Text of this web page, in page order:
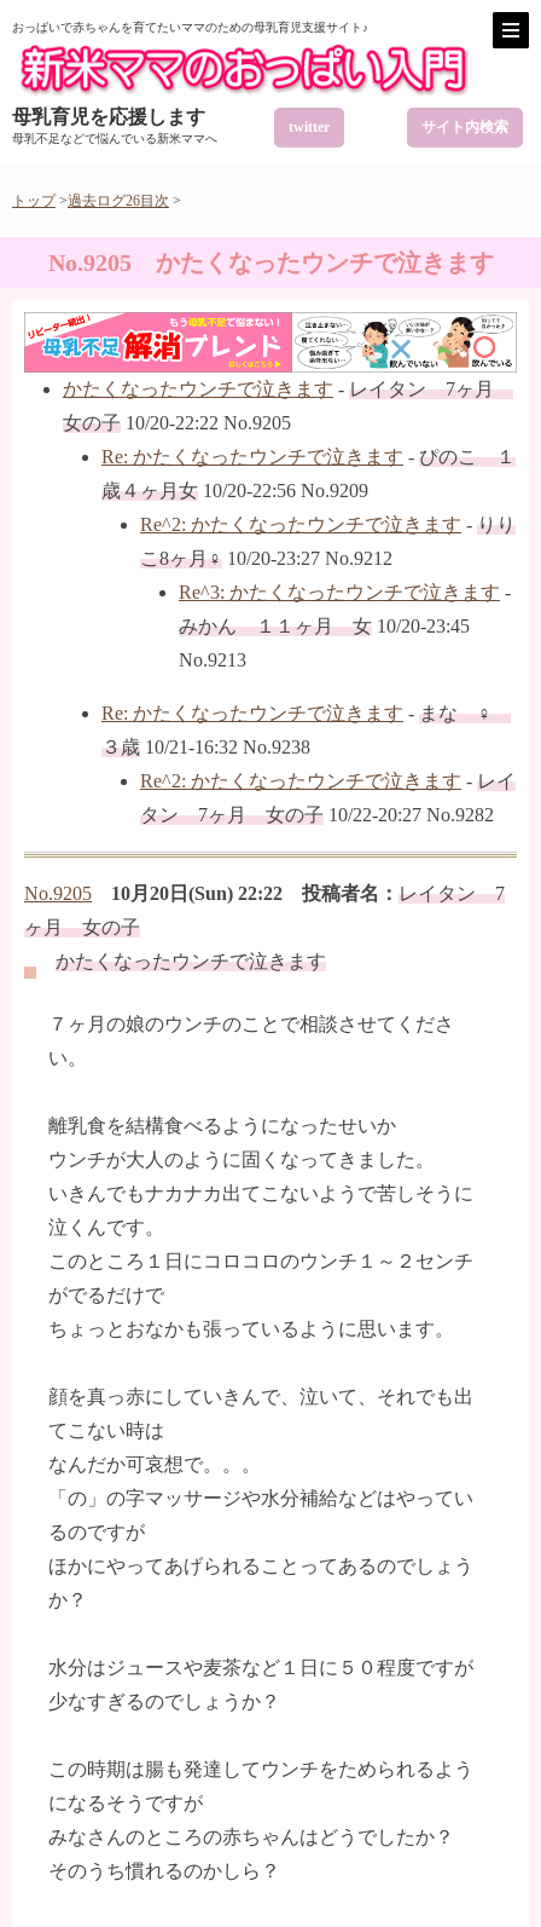
おっぱいで赤ちゃんを育てたいママのための母乳育児支援サイト♪
母乳育児を応援します
母乳不足などで悩んでいる新米ママへ
twitter サイト内検索
トップ>過去ログ26目次 >
No.9205 かたくなったウンチで泣きます
かたくなったウンチで泣きます - レイタン 7ヶ月
女の子 10/20-22:22 No.9205
Re: かたくなったウンチで泣きます - ぴのこ １
歳４ヶ月女 10/20-22:56 No.9209
Re^2: かたくなったウンチで泣きます - りり
こ8ヶ月♀ 10/20-23:27 No.9212
Re^3: かたくなったウンチで泣きます -
みかん １１ヶ月 女 10/20-23:45
No.9213
Re: かたくなったウンチで泣きます - まな ♀
３歳 10/21-16:32 No.9238
Re^2: かたくなったウンチで泣きます - レイ
タン 7ヶ月 女の子 10/22-20:27 No.9282
No.9205 10月20日(Sun) 22:22 投稿者名： レイタン 7
ヶ月 女の子
かたくなったウンチで泣きます
７ヶ月の娘のウンチのことで相談させてくださ
い。
離乳食を結構食べるようになったせいか
ウンチが大人のように固くなってきました。
いきんでもナカナカ出てこないようで苦しそうに
泣くんです。
このところ１日にコロコロのウンチ１～２センチ
がでるだけで
ちょっとおなかも張っているように思います。
顔を真っ赤にしていきんで、泣いて、それでも出
てこない時は
なんだか可哀想で。。。
「の」の字マッサージや水分補給などはやってい
るのですが
ほかにやってあげられることってあるのでしょう
か？
水分はジュースや麦茶など１日に５０程度ですが
少なすぎるのでしょうか？
この時期は腸も発達してウンチをためられるよう
になるそうですが
みなさんのところの赤ちゃんはどうでしたか？
そのうち慣れるのかしら？